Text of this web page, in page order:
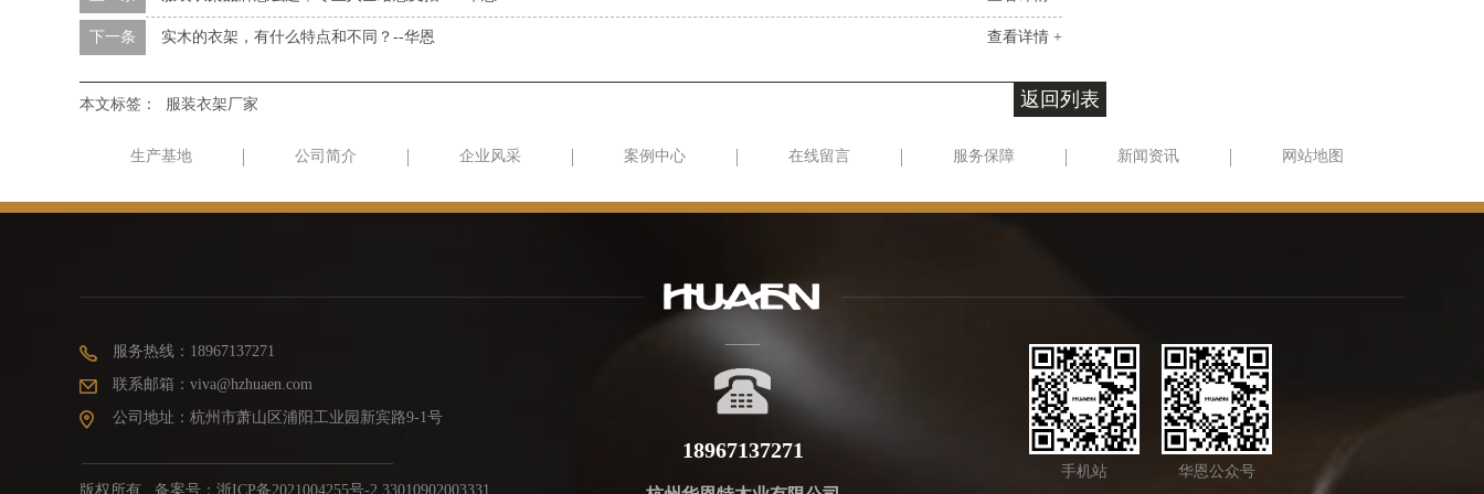
查看详情 +
下一条 实木的衣架，有什么特点和不同？--华恩
返回列表
本文标签： 服装衣架厂家
生产基地 公司简介 企业风采 案例中心 在线留言 服务保障 新闻资讯 网站地图
服务热线：18967137271
联系邮箱：viva@hzhuaen.com
公司地址：杭州市萧山区浦阳工业园新宾路9-1号
版权所有 备案号： 浙ICP备2021004255号-2 33010902003331
18967137271
手机站 华恩公众号